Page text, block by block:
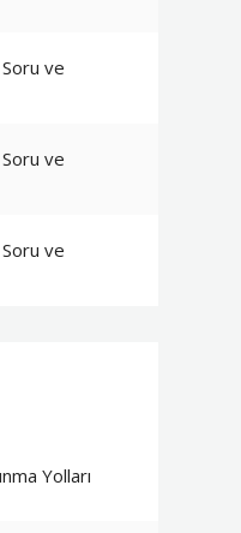
ve
ve
ve
Yolları